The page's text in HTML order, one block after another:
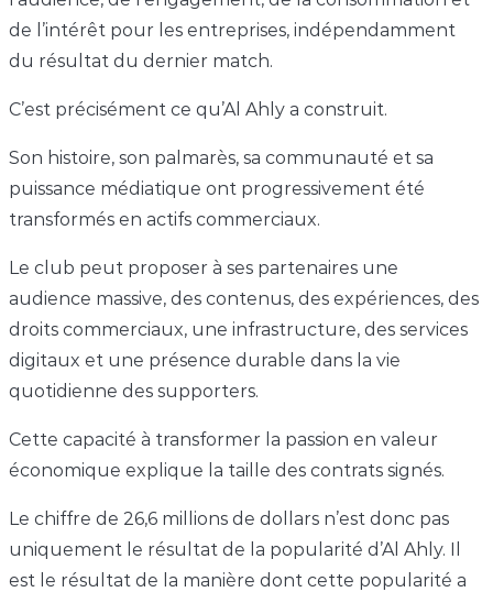
de l’intérêt pour les entreprises, indépendamment
du résultat du dernier match.
C’est précisément ce qu’Al Ahly a construit.
Son histoire, son palmarès, sa communauté et sa
puissance médiatique ont progressivement été
transformés en actifs commerciaux.
Le club peut proposer à ses partenaires une
audience massive, des contenus, des expériences, des
droits commerciaux, une infrastructure, des services
digitaux et une présence durable dans la vie
quotidienne des supporters.
Cette capacité à transformer la passion en valeur
économique explique la taille des contrats signés.
Le chiffre de 26,6 millions de dollars n’est donc pas
uniquement le résultat de la popularité d’Al Ahly. Il
est le résultat de la manière dont cette popularité a